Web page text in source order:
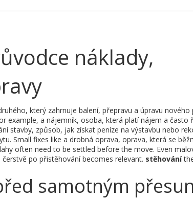
náklady,
který zahrnuje balení, přepravu a úpravu nového
example, a nájemník, osoba, která platí nájem a často
stavby, způsob, jak získat peníze na výstavbu nebo
Small fixes like a drobná oprava, oprava, která se
often need to be settled before the move. Even
po přistěhováníbecomes relevant. stěhování
samotným